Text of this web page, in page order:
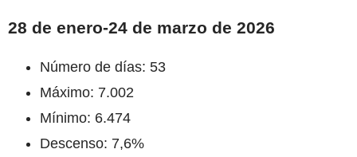
28 de enero-24 de marzo de 2026
Número de días: 53
Máximo: 7.002
Mínimo: 6.474
Descenso: 7,6%